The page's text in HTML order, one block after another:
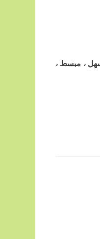
سهل ، مبسط ،